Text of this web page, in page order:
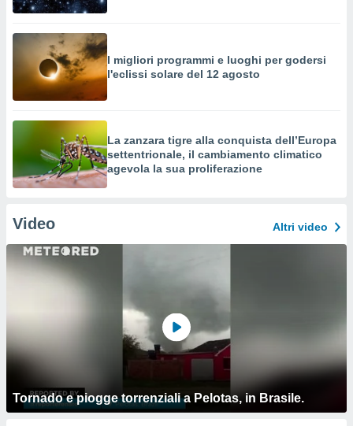
I migliori programmi e luoghi per godersi
l'eclissi solare del 12 agosto
La zanzara tigre alla conquista dell’Europa
settentrionale, il cambiamento climatico
agevola la sua proliferazione
Video Altri video
Tornado e piogge torrenziali a Pelotas, in Brasile.